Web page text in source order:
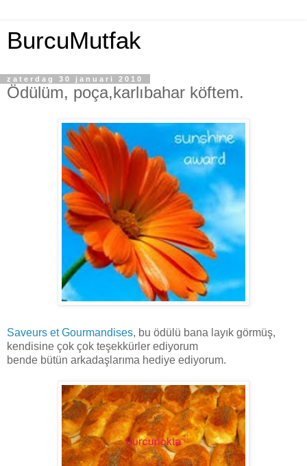
BurcuMutfak
zaterdag 30 januari 2010
Ödülüm, poça,karlıbahar köftem.
Saveurs et Gourmandises, bu ödülü bana layık görmüş,
kendisine çok çok teşekkürler ediyorum
bende bütün arkadaşlarıma hediye ediyorum.